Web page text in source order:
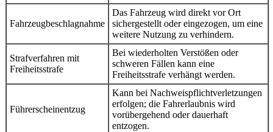
Fahrzeugbeschlagnahme
Das Fahrzeug wird direkt vor Ort
sichergestellt oder eingezogen, um eine
weitere Nutzung zu verhindern.
Strafverfahren mit
Freiheitsstrafe
Bei wiederholten Verstößen oder
schweren Fällen kann eine
Freiheitsstrafe verhängt werden.
Führerscheinentzug
Kann bei Nachweispflichtverletzungen
erfolgen; die Fahrerlaubnis wird
vorübergehend oder dauerhaft
entzogen.